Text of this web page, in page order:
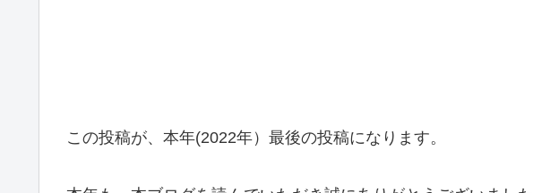
この投稿が、本年(2022年）最後の投稿になります。